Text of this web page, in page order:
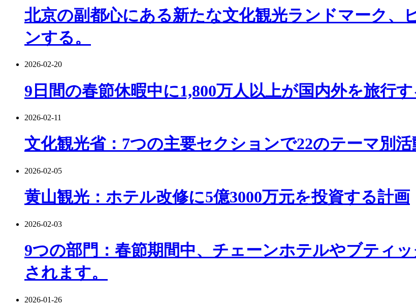
北京の副都心にある新たな文化観光ランドマーク、
ンする。
2026-02-20
9日間の春節休暇中に1,800万人以上が国内外を旅行
2026-02-11
文化観光省：7つの主要セクションで22のテーマ別
2026-02-05
黄山観光：ホテル改修に5億3000万元を投資する計画
2026-02-03
9つの部門：春節期間中、チェーンホテルやブティ
されます。
2026-01-26